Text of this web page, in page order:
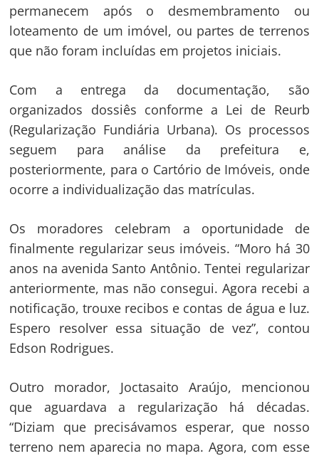
permanecem após o desmembramento ou
loteamento de um imóvel, ou partes de terrenos
que não foram incluídas em projetos iniciais.
Com a entrega da documentação, são
organizados dossiês conforme a Lei de Reurb
(Regularização Fundiária Urbana). Os processos
seguem para análise da prefeitura e,
posteriormente, para o Cartório de Imóveis, onde
ocorre a individualização das matrículas.
Os moradores celebram a oportunidade de
finalmente regularizar seus imóveis. “Moro há 30
anos na avenida Santo Antônio. Tentei regularizar
anteriormente, mas não consegui. Agora recebi a
notificação, trouxe recibos e contas de água e luz.
Espero resolver essa situação de vez”, contou
Edson Rodrigues.
Outro morador, Joctasaito Araújo, mencionou
que aguardava a regularização há décadas.
“Diziam que precisávamos esperar, que nosso
terreno nem aparecia no mapa. Agora, com esse
Navegação
de
Post